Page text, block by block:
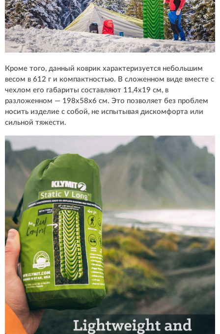
Кроме того, данный коврик характеризуется небольшим
весом в 612 г и компактностью. В сложенном виде вместе с
чехлом его габариты составляют 11,4х19 см, в
разложенном — 198х58х6 см. Это позволяет без проблем
носить изделие с собой, не испытывая дискомфорта или
сильной тяжести.